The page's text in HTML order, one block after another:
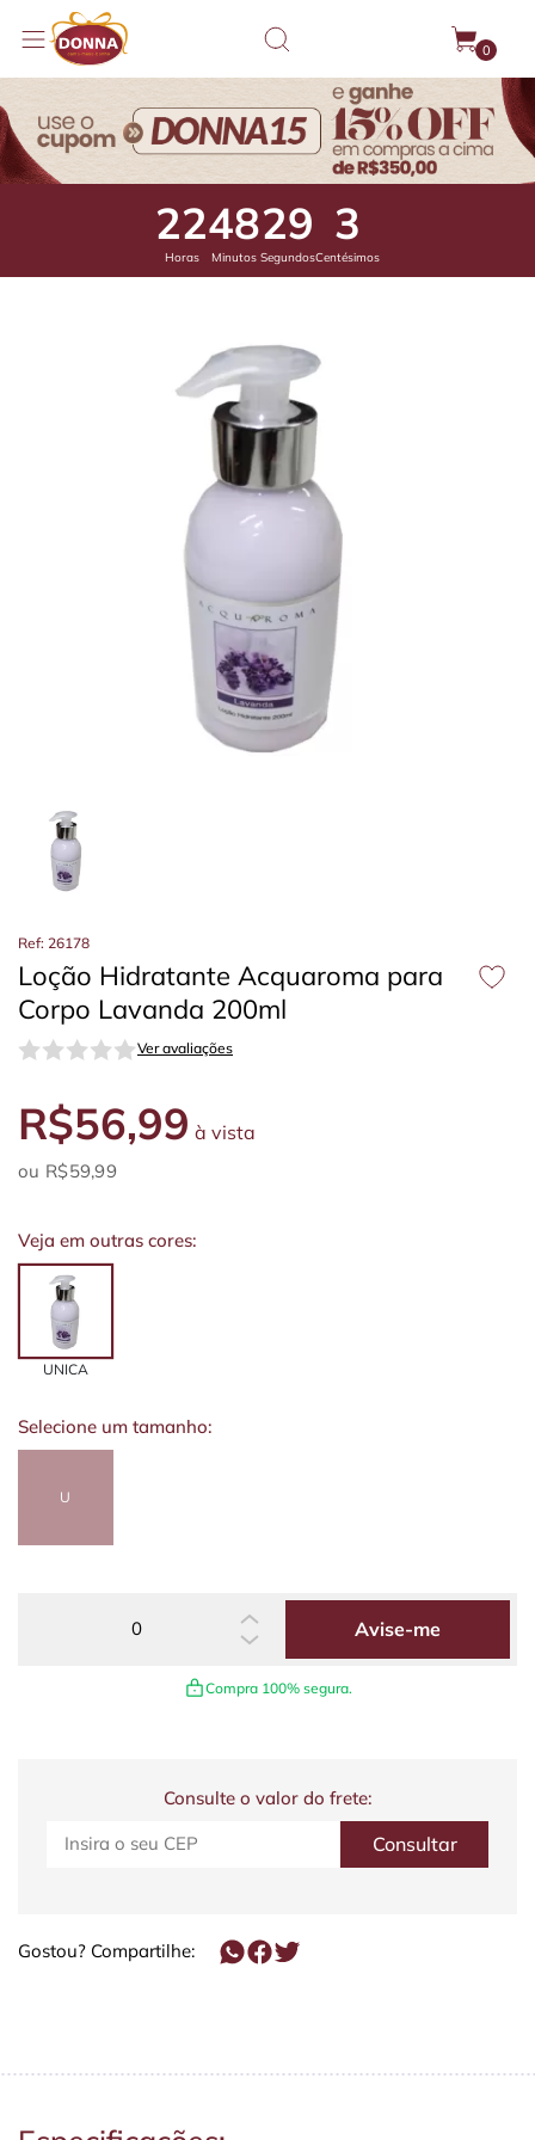
0
22
Horas
48
Minutos
28
Segundos
70
Centésimos
Ref: 26178
Loção Hidratante Acquaroma para
Corpo Lavanda 200ml
Ver avaliações
R$56,99 à vista
R$59,99
Veja em outras cores:
UNICA
Selecione um tamanho:
U
Avise-me
Compra 100% segura.
Consulte o valor do frete:
Gostou? Compartilhe: